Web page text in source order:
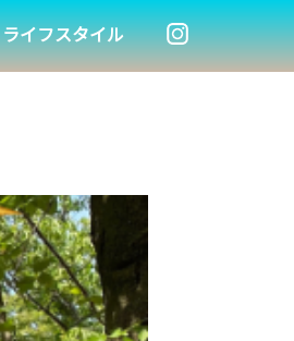
ライフスタイル